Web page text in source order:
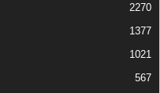
2270
1377
1021
567